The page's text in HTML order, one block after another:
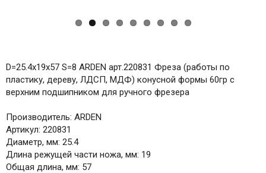
D=25.4x19x57 S=8 ARDEN арт.220831 Фреза (работы по
пластику, дереву, ЛДСП, МДФ) конусной формы 60гр с
верхним подшипником для ручного фрезера
Производитель: ARDEN
Артикул: 220831
Диаметр, мм: 25.4
Длина режущей части ножа, мм: 19
Общая длина, мм: 57